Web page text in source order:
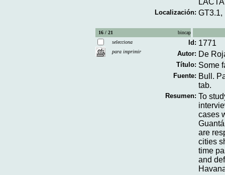
Localización: GT3.1,
16 / 21
bincap
selecciona
para imprimir
Id: 1771
Autor: De
Título: Some
Fuente: Bull.
tab.
Resumen: To
cases
are
cities
time
and